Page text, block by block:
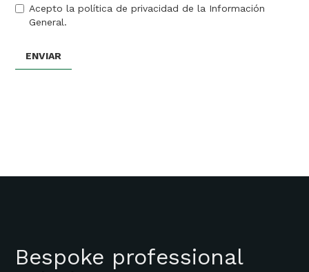
Acepto la política de privacidad de la Información
General.
Bespoke professional